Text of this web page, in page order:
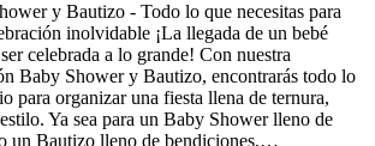
y Bautizo - Todo lo que necesitas para
inolvidable ¡La llegada de un bebé
celebrada a lo grande! Con nuestra
Baby Shower y Bautizo, encontrarás todo lo
para organizar una fiesta llena de ternura,
Ya sea para un Baby Shower lleno de
un Bautizo lleno de bendiciones,…